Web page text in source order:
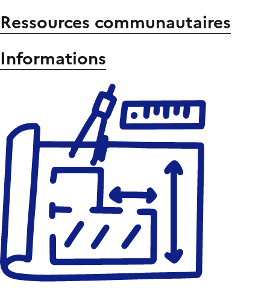
Ressources communautaires
Informations